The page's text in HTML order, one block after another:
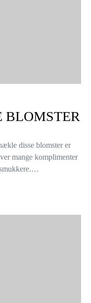
disse blomster er
mange komplimenter